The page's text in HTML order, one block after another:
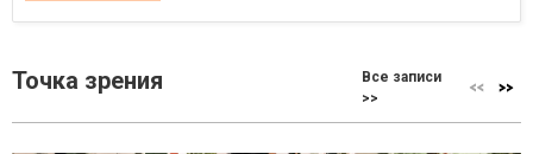
Точка зрения
Все записи
>>